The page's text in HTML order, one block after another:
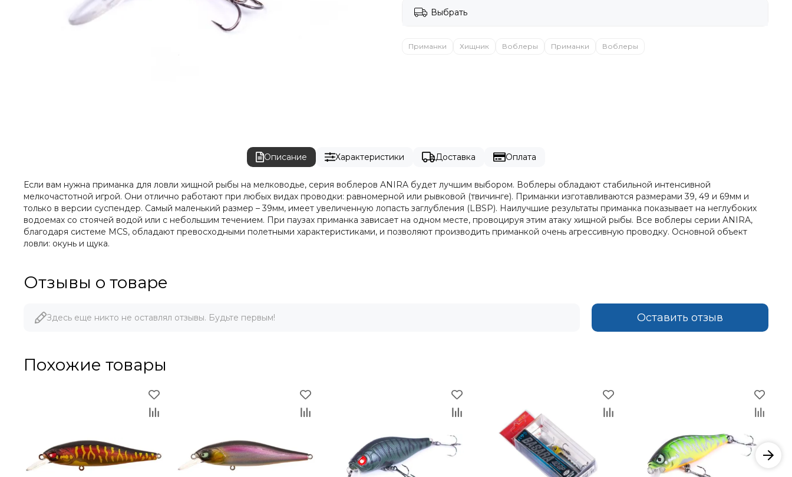
Выбрать
Приманки Хищник Воблеры Приманки Воблеры
Описание Характеристики Доставка Оплата
Если вам нужна приманка для ловли хищной рыбы на мелководье, серия воблеров ANIRA будет лучшим выбором. Воблеры обладают стабильной интенсивной
мелкочастотной игрой. Они отлично работают при любых видах проводки: равномерной или рывковой (твичинге). Приманки изготавливаются размерами 39, 49 и 69мм и
только в версии суспендер. Самый маленький размер – 39мм, имеет увеличенную лопасть заглубления (LBSP). Наилучшие результаты приманка показывает на неглубоких
водоемах со стоячей водой или с небольшим течением. При паузах приманка зависает на одном месте, провоцируя этим атаку хищной рыбы. Все воблеры серии ANIRA,
благодаря системе MCS, обладают превосходными полетными характеристиками, и позволяют производить приманкой очень агрессивную проводку. Основной объект
ловли: окунь и щука.
Отзывы о товаре
Здесь еще никто не оставлял отзывы. Будьте первым! Оставить отзыв
Похожие товары